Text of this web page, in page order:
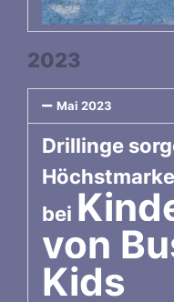
2023
Mai 2023
Drillinge
Höchstmarke
bei
von
Kids